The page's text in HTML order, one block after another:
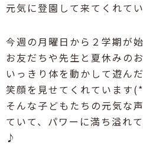
元気に登園して来てくれてい
今週の月曜日から２学期が
お友だちや先生と夏休みの
いっきり体を動かして遊ん
笑顔を見せてくれています
そんな子どもたちの元気な
ていて、パワーに満ち溢れ
♪